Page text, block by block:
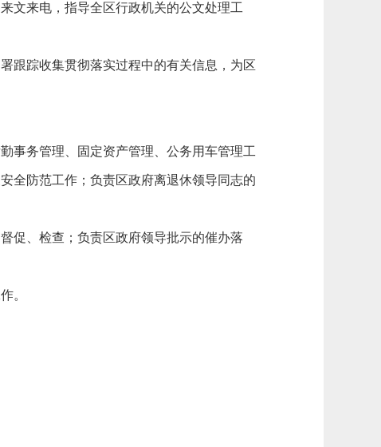
来电，指导全区行政机关的公文处理工
踪收集贯彻落实过程中的有关信息，为区
务管理、固定资产管理、公务用车管理工
全防范工作；负责区政府离退休领导同志的
、检查；负责区政府领导批示的催办落
。